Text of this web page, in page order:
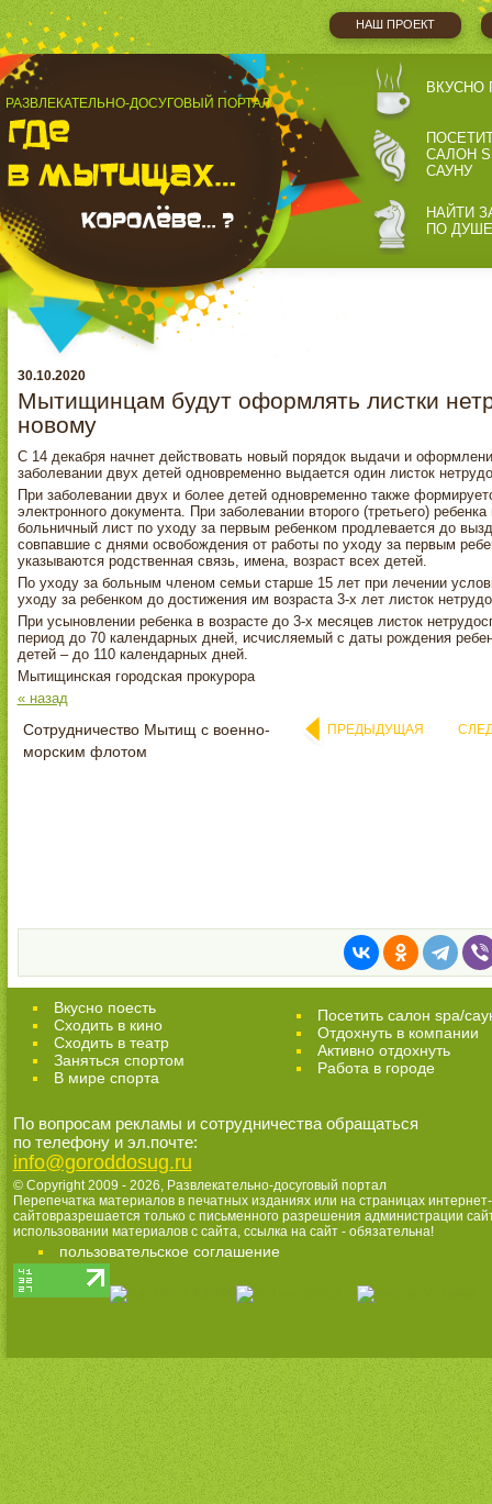
НАШ ПРОЕКТ
РАЗВЛЕКАТЕЛЬНО-ДОСУГОВЫЙ ПОРТАЛ
ВКУСНО
САЛОН
САУНУ
НАЙТИ
ПО ДУШЕ
30.10.2020
Мытищинцам будут оформлять листки
новому
С 14 декабря начнет действовать новый порядок выдачи и
заболевании двух детей одновременно выдается один листок
При заболевании двух и более детей одновременно также
электронного документа. При заболевании второго (третьего)
больничный лист по уходу за первым ребенком продлевается до
совпавшие с днями освобождения от работы по уходу за первым
указываются родственная связь, имена, возраст всех детей.
По уходу за больным членом семьи старше 15 лет при лечении
уходу за ребенком до достижения им возраста 3-х лет листок
При усыновлении ребенка в возрасте до 3-х месяцев листок
период до 70 календарных дней, исчисляемый с даты рождения
детей – до 110 календарных дней.
Мытищинская городская прокурора
« назад
Сотрудничество Мытищ с военно-
морским флотом
ПРЕДЫДУЩАЯ
Вкусно поесть
Сходить в кино
Cходить в театр
Заняться спортом
В мире спорта
Посетить салон spa/
Отдохнуть в компании
Активно отдохнуть
Работа в городе
По вопросам рекламы и сотрудничества обращаться
по телефону и эл.почте:
info@goroddosug.ru
© Copyright 2009 - 2026, Развлекательно-досуговый портал
Перепечатка материалов в печатных изданиях или на страницах интернет-
сайтовразрешается только с письменного разрешения администрации
использовании материалов с сайта, ссылка на сайт - обязательна!
пользовательское соглашение